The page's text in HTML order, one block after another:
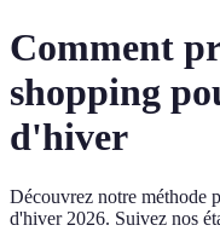
Comment
shopping
d'hiver
Découvrez notre méthode
d'hiver 2026. Suivez nos